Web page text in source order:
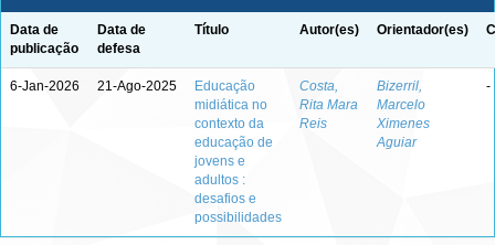
Data de
publicação
Data de
defesa
Título Autor(es) Orientador(es)
6-Jan-2026 21-Ago-2025
Educação
midiática no
contexto da
educação de
jovens e
adultos :
desafios e
possibilidades
Costa,
Rita Mara
Reis
Bizerril,
Marcelo
Ximenes
Aguiar
-